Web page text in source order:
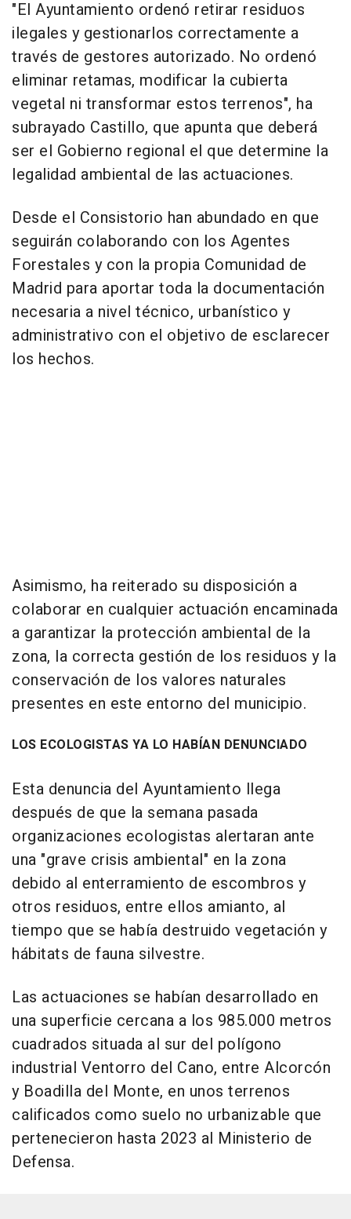
"El Ayuntamiento ordenó retirar residuos
ilegales y gestionarlos correctamente a
través de gestores autorizado. No ordenó
eliminar retamas, modificar la cubierta
vegetal ni transformar estos terrenos", ha
subrayado Castillo, que apunta que deberá
ser el Gobierno regional el que determine la
legalidad ambiental de las actuaciones.
Desde el Consistorio han abundado en que
seguirán colaborando con los Agentes
Forestales y con la propia Comunidad de
Madrid para aportar toda la documentación
necesaria a nivel técnico, urbanístico y
administrativo con el objetivo de esclarecer
los hechos.
Asimismo, ha reiterado su disposición a
colaborar en cualquier actuación encaminada
a garantizar la protección ambiental de la
zona, la correcta gestión de los residuos y la
conservación de los valores naturales
presentes en este entorno del municipio.
LOS ECOLOGISTAS YA LO HABÍAN DENUNCIADO
Esta denuncia del Ayuntamiento llega
después de que la semana pasada
organizaciones ecologistas alertaran ante
una "grave crisis ambiental" en la zona
debido al enterramiento de escombros y
otros residuos, entre ellos amianto, al
tiempo que se había destruido vegetación y
hábitats de fauna silvestre.
Las actuaciones se habían desarrollado en
una superficie cercana a los 985.000 metros
cuadrados situada al sur del polígono
industrial Ventorro del Cano, entre Alcorcón
y Boadilla del Monte, en unos terrenos
calificados como suelo no urbanizable que
pertenecieron hasta 2023 al Ministerio de
Defensa.